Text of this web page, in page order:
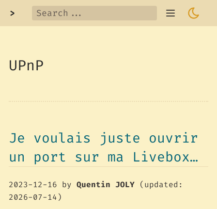
>
UPnP
Je voulais juste ouvrir
un port sur ma Livebox…
2023-12-16 by Quentin JOLY(updated:
2026-07-14)